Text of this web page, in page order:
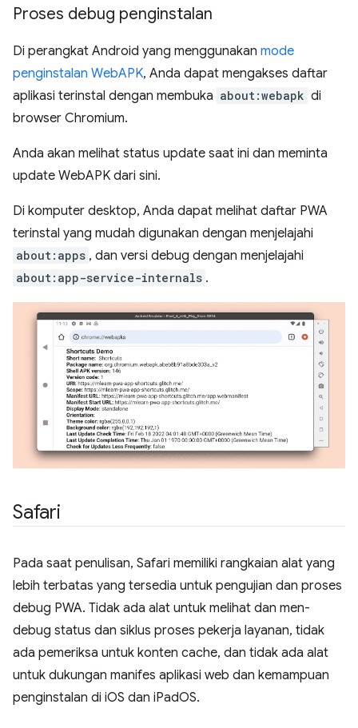
Proses debug penginstalan
Di perangkat Android yang menggunakan mode
penginstalan WebAPK, Anda dapat mengakses daftar
aplikasi terinstal dengan membuka about:webapk di
browser Chromium.
Anda akan melihat status update saat ini dan meminta
update WebAPK dari sini.
Di komputer desktop, Anda dapat melihat daftar PWA
terinstal yang mudah digunakan dengan menjelajahi
about:apps , dan versi debug dengan menjelajahi
about:app-service-internals .
Safari
Pada saat penulisan, Safari memiliki rangkaian alat yang
lebih terbatas yang tersedia untuk pengujian dan proses
debug PWA. Tidak ada alat untuk melihat dan men-
debug status dan siklus proses pekerja layanan, tidak
ada pemeriksa untuk konten cache, dan tidak ada alat
untuk dukungan manifes aplikasi web dan kemampuan
penginstalan di iOS dan iPadOS.